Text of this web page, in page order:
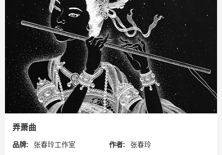
弄萧曲
品牌:
张春玲工作室
作者:
张春玲